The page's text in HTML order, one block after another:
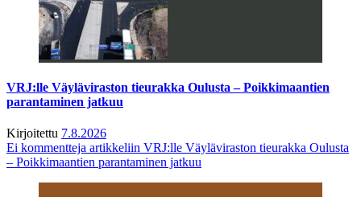
VRJ:lle Väyläviraston tieurakka Oulusta – Poikkimaantien
parantaminen jatkuu
Kirjoitettu 7.8.2026
Ei kommentteja artikkeliin VRJ:lle Väyläviraston tieurakka Oulusta
– Poikkimaantien parantaminen jatkuu